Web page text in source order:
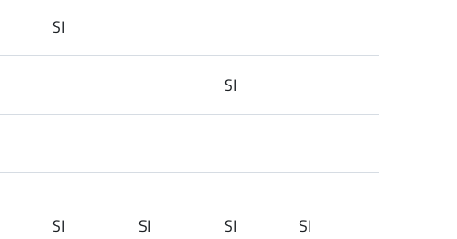
SI
SI
SI SI SI SI